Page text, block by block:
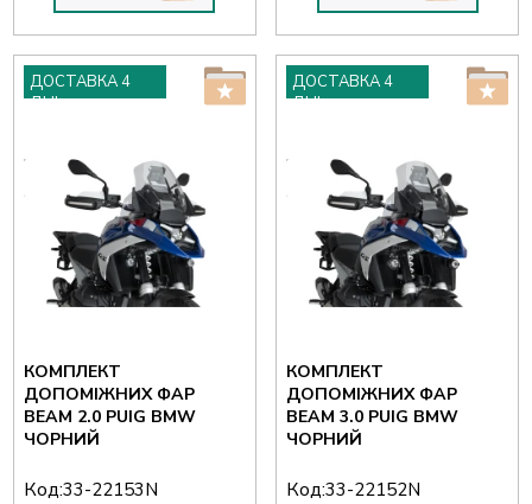
ДОСТАВКА 4
ДНІ
КОМПЛЕКТ
ДОПОМІЖНИХ ФАР
BEAM 2.0 PUIG BMW
ЧОРНИЙ
Код:33-22153N
ДОСТАВКА 4
ДНІ
КОМПЛЕКТ
ДОПОМІЖНИХ ФАР
BEAM 3.0 PUIG BMW
ЧОРНИЙ
Код:33-22152N